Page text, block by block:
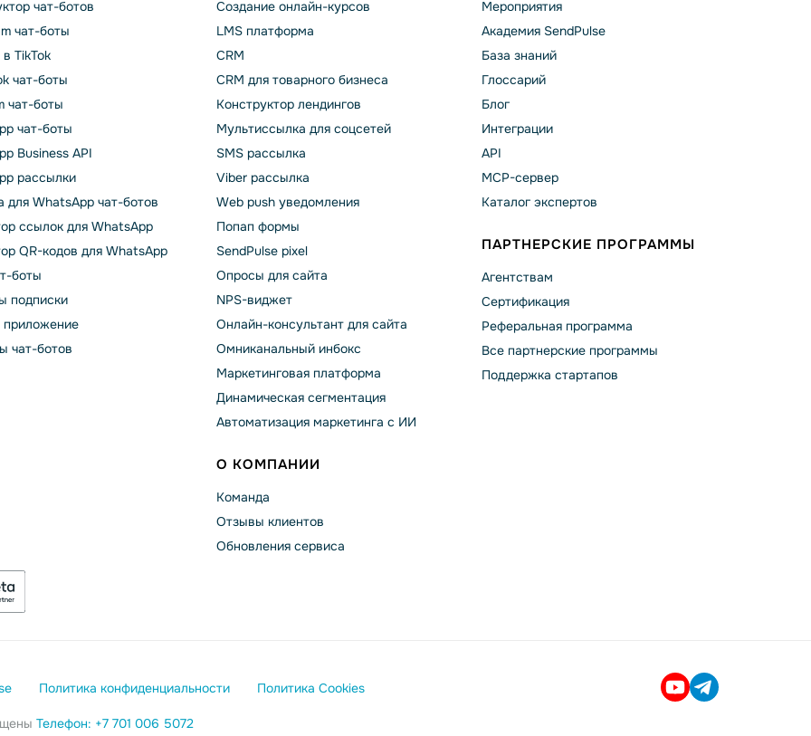
чат-ботов
чат-боты
TikTok
чат-боты
чат-боты
чат-боты
Business API
рассылки
для WhatsApp чат-ботов
ссылок для WhatsApp
QR-кодов для WhatsApp
боты
подписки
приложение
чат-ботов
Создание онлайн-курсов
LMS платформа
CRM
CRM для товарного бизнеса
Конструктор лендингов
Мультиссылка для соцсетей
SMS рассылка
Viber рассылка
Web push уведомления
Попап формы
SendPulse pixel
Опросы для сайта
NPS-виджет
Онлайн-консультант для сайта
Омниканальный инбокс
Маркетинговая платформа
Динамическая сегментация
Автоматизация маркетинга с ИИ
О КОМПАНИИ
Команда
Отзывы клиентов
Обновления сервиса
Мероприятия
Академия SendPulse
База знаний
Глоссарий
Блог
Интеграции
API
MCP-сервер
Каталог экспертов
ПАРТНЕРСКИЕ ПРОГРАММЫ
Агентствам
Сертификация
Реферальная программа
Все партнерские программы
Поддержка стартапов
Политика конфиденциальности Политика Cookies
Телефон: +7 701 006 5072